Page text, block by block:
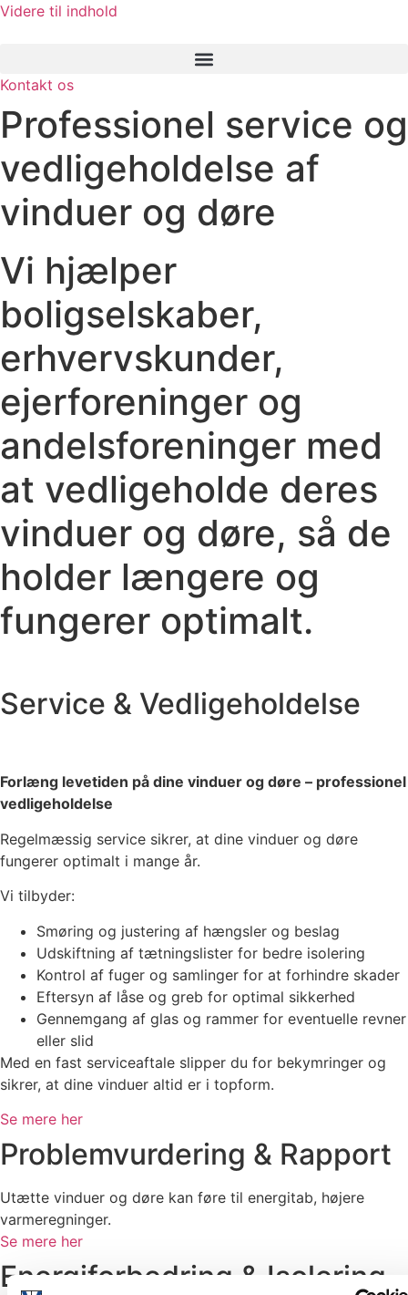
Videre til indhold
Kontakt os
Professionel service og
vedligeholdelse af
vinduer og døre
Vi hjælper
boligselskaber,
erhvervskunder,
ejerforeninger og
andelsforeninger med
at vedligeholde deres
vinduer og døre, så de
holder længere og
fungerer optimalt.
Service & Vedligeholdelse
Forlæng levetiden på dine vinduer og døre – professionel
vedligeholdelse
Regelmæssig service sikrer, at dine vinduer og døre
fungerer optimalt i mange år.
Vi tilbyder:
Smøring og justering af hængsler og beslag
Udskiftning af tætningslister for bedre isolering
Kontrol af fuger og samlinger for at forhindre skader
Eftersyn af låse og greb for optimal sikkerhed
Gennemgang af glas og rammer for eventuelle revner
eller slid
Med en fast serviceaftale slipper du for bekymringer og
sikrer, at dine vinduer altid er i topform.
Se mere her
Problemvurdering & Rapport
Utætte vinduer og døre kan føre til energitab, højere
varmeregninger.
Se mere her
Energiforbedring & Isolering